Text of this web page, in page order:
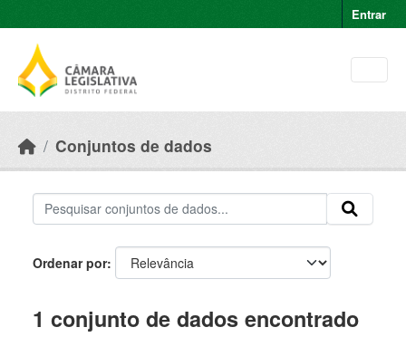
Entrar
Conjuntos de dados
Ordenar por
1 conjunto de dados encontrado